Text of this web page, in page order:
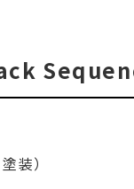
装）